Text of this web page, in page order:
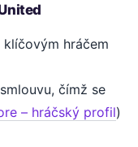
hráčem
čímž se
– hráčský profil)